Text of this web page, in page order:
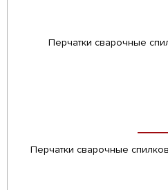
Перчатки сварочные